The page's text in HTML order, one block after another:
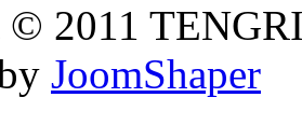
2011
JoomShaper